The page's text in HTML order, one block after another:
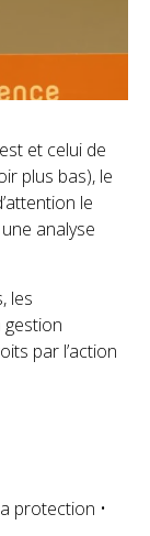
et celui de
plus bas), le
le
analyse
les
gestion
par l’action
protection •